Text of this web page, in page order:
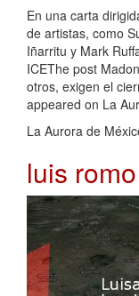
En una carta
de artistas, como
Iñarritu y Mark
ICEThe post
otros, exigen el
appeared on La
La Aurora de
luis romo